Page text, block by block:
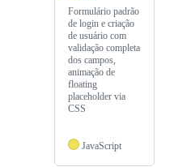
Formulário padrão
de login e criação
de usuário com
validação completa
dos campos,
animação de
floating
placeholder via
CSS
JavaScript